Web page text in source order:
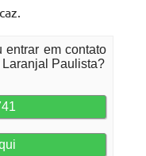
entrar em contato
Paulista?